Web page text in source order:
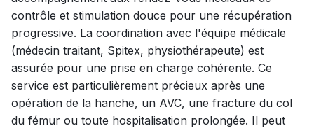
contrôle et stimulation douce pour une récupération
progressive. La coordination avec l'équipe médicale
(médecin traitant, Spitex, physiothérapeute) est
assurée pour une prise en charge cohérente. Ce
service est particulièrement précieux après une
opération de la hanche, un AVC, une fracture du col
du fémur ou toute hospitalisation prolongée. Il peut